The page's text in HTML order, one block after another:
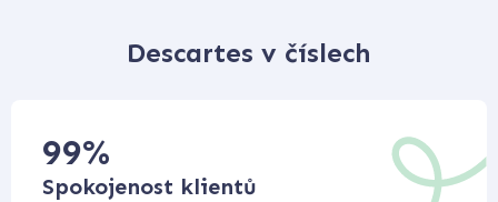
Descartes v číslech
99%
Spokojenost klientů